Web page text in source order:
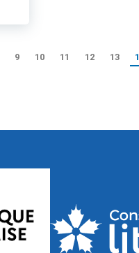
9 10 11 12 13